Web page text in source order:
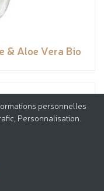
& Aloe Vera Bio
personnelles
Personnalisation